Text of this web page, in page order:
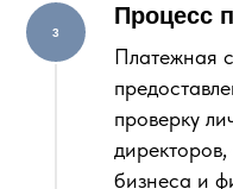
Процесс
Платежная
проверку
бизнеса и